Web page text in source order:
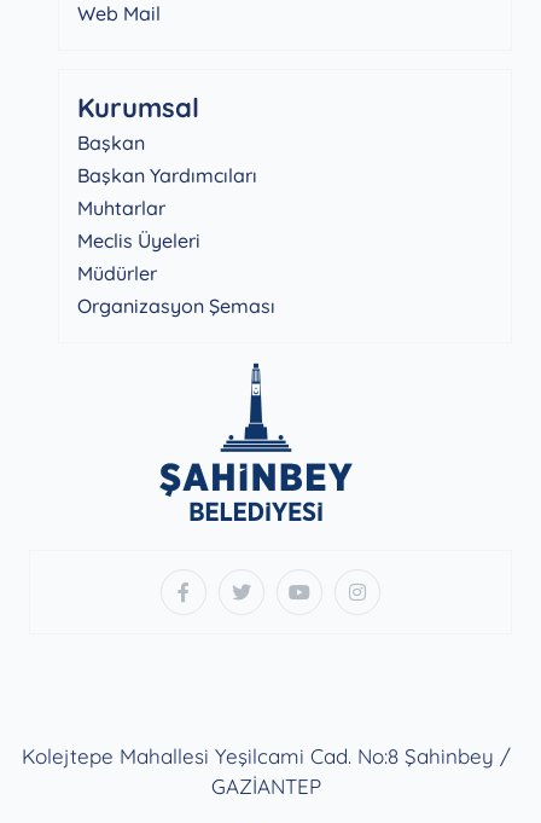
Web Mail
Kurumsal
Başkan
Başkan Yardımcıları
Muhtarlar
Meclis Üyeleri
Müdürler
Organizasyon Şeması
Kolejtepe Mahallesi Yeşilcami Cad. No:8 Şahinbey /
GAZİANTEP